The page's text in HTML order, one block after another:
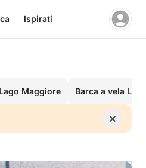
Ispirati
Maggiore Barca a vela